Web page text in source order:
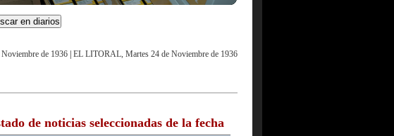
de 1936 EL LITORAL, Martes 24 de Noviembre de 1936
de noticias seleccionadas de la fecha